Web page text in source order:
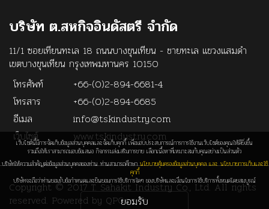
บริษัท ต.สหกิจอินดัสตรี จำกัด
11/1 ซอยเทียนทะเล 18 ถนนบางขุนเทียน - ชายทะเล แขวงแสมดำ
เขตบางขุนเทียน กรุงเทพมหานคร 10150
โทรศัพท์
+66-(0)2-894-6681-4
โทรสาร
+66-(0)2-894-6685
อีเมล
info@tskindustry.com
เว็บไซต์
www.tskindustry.com
Copyright © 2017 T. Sahakit Industry Co., Ltd. All rights
reserved. Powered by QPC.co.th
เว็บไซต์นี้มีการจัดเก็บข้อมูลส่วนบุคคลและจัดเก็บคุกกี้ เพื่อมอบประสบการณ์การการใช้งานเว็บไซต์ของคุณให้ดียิ่งขึ้น
รวมถึงให้เราสามารถมอบข้อเสนอ กิจกรรมส่งเสริมการขาย เลือกเนื้อหาที่เหมาะสมกับคุณอย่างเป็นส่วนตัว
บริษัทให้ความสำคัญต่อข้อมูลส่วนบุคคลของท่าน ท่านสามารถศึกษานโยบายคุ้มครองข้อมูลส่วนบุคคล และ นโยบายการเก็บและใช้
คุกกี้
บริษัทจะถือว่าท่านยอมรับข้อกำหนดและยินยอมการใช้บริการใดๆ ของบริษัทและเงื่อนไขการใช้บริการทั้งหมดโดยสมบูรณ์
ยอมรับ